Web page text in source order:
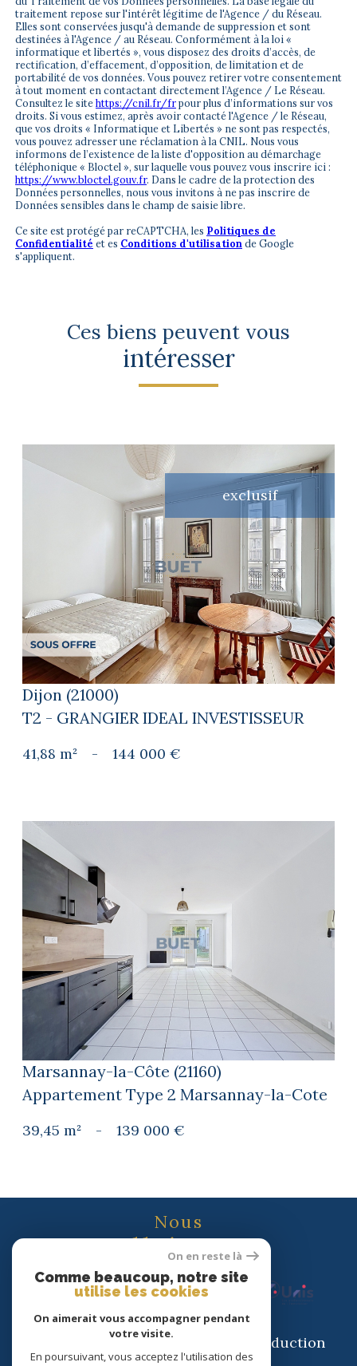
traitement repose sur l'intérêt légitime de l'Agence / du Réseau.
Elles sont conservées jusqu'à demande de suppression et sont
destinées à l'Agence / au Réseau. Conformément à la loi «
informatique et libertés », vous disposez des droits d’accès, de
rectification, d’effacement, d’opposition, de limitation et de
portabilité de vos données. Vous pouvez retirer votre consentement
à tout moment en contactant directement l’Agence / Le Réseau.
Consultez le sitehttps://cnil.fr/frpour plus d’informations sur vos
droits. Si vous estimez, après avoir contacté l'Agence / le Réseau,
que vos droits « Informatique et Libertés » ne sont pas respectés,
vous pouvez adresser une réclamation à la CNIL. Nous vous
informons de l’existence de la liste d'opposition au démarchage
téléphonique « Bloctel », sur laquelle vous pouvez vous inscrire ici :
https://www.bloctel.gouv.fr. Dans le cadre de la protection des
Données personnelles, nous vous invitons à ne pas inscrire de
Données sensibles dans le champ de saisie libre.
Ce site est protégé par reCAPTCHA, les Politiques de
Confidentialité et es Conditions d'utilisation de Google
s'appliquent.
Ces biens peuvent vous
intéresser
exclusif
voir le bien
Dijon (21000)
T2 - GRANGIER IDEAL INVESTISSEUR
41,88 m² - 144 000 €
voir le bien
Marsannay-la-Côte (21160)
Appartement Type 2 Marsannay-la-Cote
39,45 m² - 139 000 €
Nous
adhérons
© 2026 | Tous droits réservés | Traduction
powered by Google |
On en reste là
Comme beaucoup, notre site
utilise les cookies
On aimerait vous accompagner pendant
votre visite.
En poursuivant, vous acceptez l'utilisation des